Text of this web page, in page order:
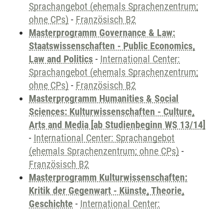
Sprachangebot (ehemals Sprachenzentrum;
ohne CPs) - Französisch B2
Masterprogramm Governance & Law:
Staatswissenschaften - Public Economics,
Law and Politics - International Center:
Sprachangebot (ehemals Sprachenzentrum;
ohne CPs) - Französisch B2
Masterprogramm Humanities & Social
Sciences: Kulturwissenschaften - Culture,
Arts and Media [ab Studienbeginn WS 13/14]
- International Center: Sprachangebot
(ehemals Sprachenzentrum; ohne CPs) -
Französisch B2
Masterprogramm Kulturwissenschaften:
Kritik der Gegenwart - Künste, Theorie,
Geschichte - International Center: